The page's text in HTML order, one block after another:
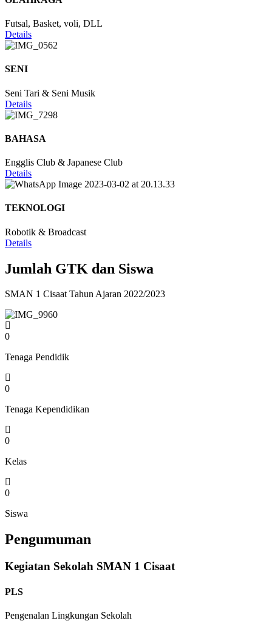
Futsal, Basket, voli, DLL
Details
SENI
Seni Tari & Seni Musik
Details
BAHASA
Engglis Club & Japanese Club
Details
TEKNOLOGI
Robotik & Broadcast
Details
Jumlah GTK dan Siswa
SMAN 1 Cisaat Tahun Ajaran 2022/2023
0
Tenaga Pendidik
0
Tenaga Kependidikan
0
Kelas
0
Siswa
Pengumuman
Kegiatan Sekolah SMAN 1 Cisaat
PLS
Pengenalan Lingkungan Sekolah